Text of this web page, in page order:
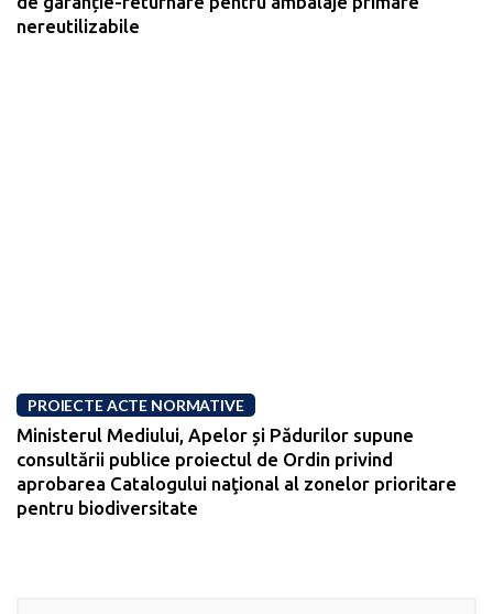
nereutilizabile
PROIECTE ACTE NORMATIVE
Ministerul Mediului, Apelor și Pădurilor supune
consultării publice proiectul de Ordin privind
aprobarea Catalogului naţional al zonelor prioritare
pentru biodiversitate